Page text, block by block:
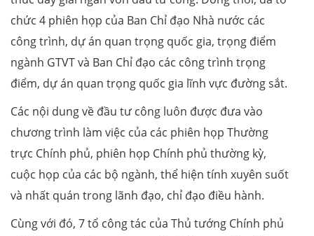
chức 4 phiên họp của Ban Chỉ đạo Nhà nước các
công trình, dự án quan trọng quốc gia, trọng điểm
ngành GTVT và Ban Chỉ đạo các công trình trọng
điểm, dự án quan trọng quốc gia lĩnh vực đường sắt.
Các nội dung về đầu tư công luôn được đưa vào
chương trình làm việc của các phiên họp Thường
trực Chính phủ, phiên họp Chính phủ thường kỳ,
cuộc họp của các bộ ngành, thể hiện tính xuyên suốt
và nhất quán trong lãnh đạo, chỉ đạo điều hành.
Cùng với đó, 7 tổ công tác của Thủ tướng Chính phủ